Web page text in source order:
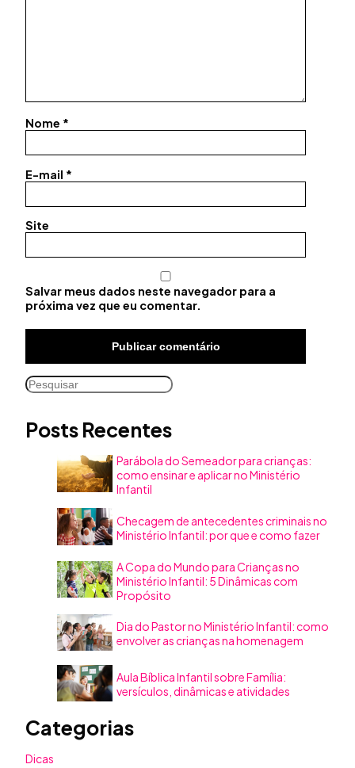
Nome *
E-mail *
Site
Salvar meus dados neste navegador para a
próxima vez que eu comentar.
Pesquisar
Posts Recentes
Parábola do Semeador para crianças:
como ensinar e aplicar no Ministério
Infantil
Checagem de antecedentes criminais no
Ministério Infantil: por que e como fazer
A Copa do Mundo para Crianças no
Ministério Infantil: 5 Dinâmicas com
Propósito
Dia do Pastor no Ministério Infantil: como
envolver as crianças na homenagem
Aula Bíblica Infantil sobre Família:
versículos, dinâmicas e atividades
Categorias
Dicas